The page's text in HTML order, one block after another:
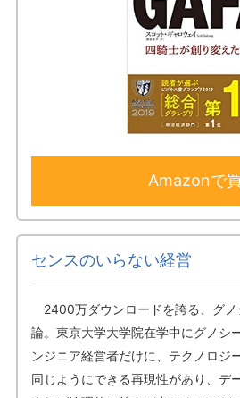
Amazonで
センスのいらない経営
2400万ダウンロードを誇る、グノ
論。東京大学大学院在学中にグノシ
ンジニア経営者だけに、テクノロジ
同じようにできる再現性があり、デ